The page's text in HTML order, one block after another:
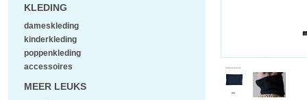
KLEDING
dameskleding
kinderkleding
poppenkleding
accessoires
MEER LEUKS